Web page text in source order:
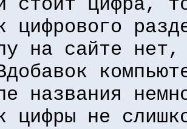
стоит цифра,
цифрового
на сайте
названия
цифры не